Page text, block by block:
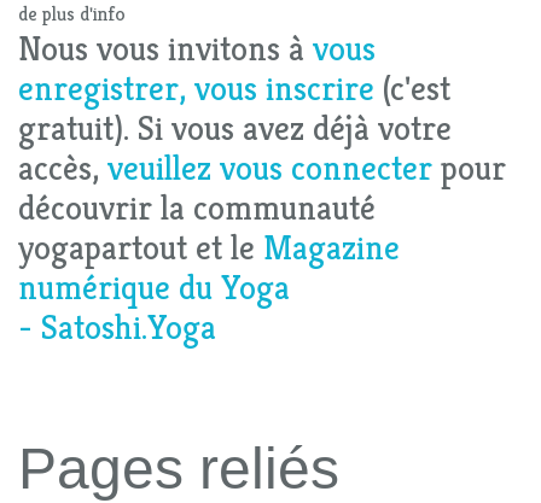
de plus d'info
Nous vous invitons à vous
enregistrer, vous inscrire (c'est
gratuit). Si vous avez déjà votre
accès, veuillez vous connecter pour
découvrir la communauté
yogapartout et le Magazine
numérique du Yoga
- Satoshi.Yoga
Pages reliés